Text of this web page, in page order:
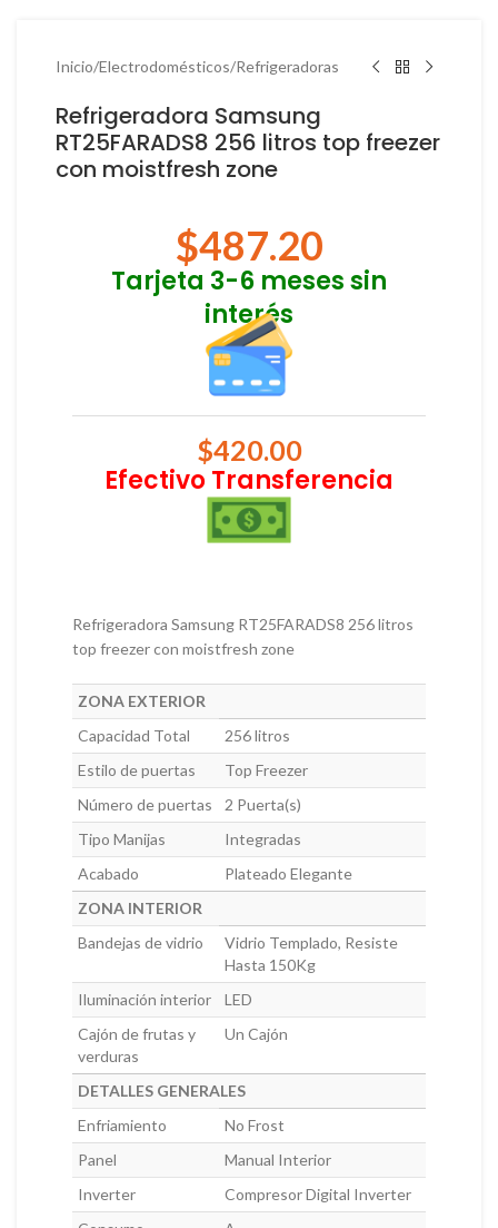
Inicio/Electrodomésticos/Refrigeradoras
Refrigeradora Samsung
RT25FARADS8 256 litros top freezer
con moistfresh zone
$487.20
Tarjeta 3-6 meses sin
interés
$420.00
Efectivo Transferencia
Refrigeradora Samsung RT25FARADS8 256 litros
top freezer con moistfresh zone
ZONA EXTERIOR
Capacidad Total
256 litros
Estilo de puertas
Top Freezer
Número de puertas
2 Puerta(s)
Tipo Manijas
Integradas
Acabado
Plateado Elegante
ZONA INTERIOR
Bandejas de vidrio
Vidrio Templado, Resiste
Hasta 150Kg
Iluminación interior
LED
Cajón de frutas y
verduras
Un Cajón
DETALLES GENERALES
Enfriamiento
No Frost
Panel
Manual Interior
Inverter
Compresor Digital Inverter